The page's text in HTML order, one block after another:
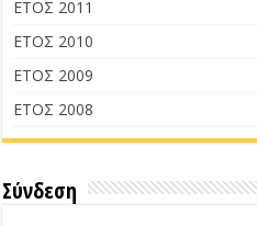
ΕΤΟΣ 2011
ΕΤΟΣ 2010
ΕΤΟΣ 2009
ΕΤΟΣ 2008
Σύνδεση